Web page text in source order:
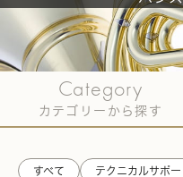
TOP 〈Hans Hoyer〉 #
Category
カテゴリーから探す
すべて テクニカルサポー